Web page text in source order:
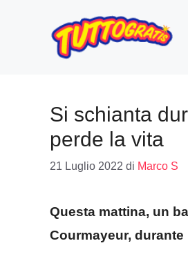
contenuto
Si schianta
perde la vita
21 Luglio 2022 di Marco S
Questa mattina, un
Courmayeur,